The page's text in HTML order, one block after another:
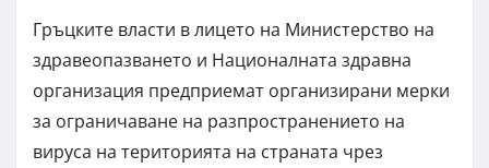
Гръцките власти в лицето на Министерство на
здравеопазването и Националната здравна
организация предприемат организирани мерки
за ограничаване на разпространението на
вируса на територията на страната чрез